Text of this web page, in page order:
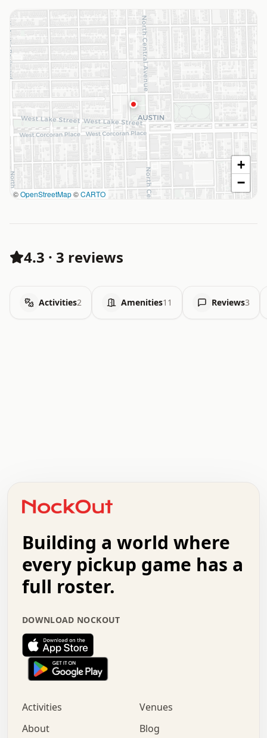
©OpenStreetMap©CARTO
+
−
4.3 · 3 reviews
Activities2 Amenities11 Reviews3
+   .   .   .   .   .   .   .   .   .   +   .   .
.   .   .   .   .   .   .   .   .   .   .   :   .
.   .   .   .   +   .   .   .   .   .   .   .   +
.   :   .   .   .   .   .   .   .   .   o   .   .
.   .   x   .   .   .   .   .   .   :   .   .   o
.   .   .   .   :   .   .   .   .   o   .   .   .
.   .   .   .   .   .   .   :   .   .   .   .   .
.   .   .   .   .   .   .   +   .   .   x   .   .
.   .   .   .   .   :   +   .   .   .   .   .   o
.   .   .   .   .   .   .   .   .   .   .   .   .
.   .   :   o   .   .   .   .   .   .   .   +   .
.   o   .   .   .   .   x   .   .   .   .   .   .
+   .   o   .   .   .   .   o   .   .   .   .
.   +   .   .   .   .   .   .   .   .   :   .   x
Building a world where
every pickup game has a
full roster.
DOWNLOAD NOCKOUT
Activities
Venues
About
Blog